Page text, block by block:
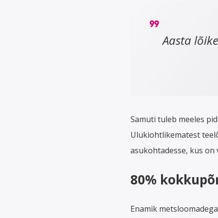
Aasta
Samuti tuleb meeles
Ulukiohtlikematest
asukohtadesse, kus
80%
Enamik